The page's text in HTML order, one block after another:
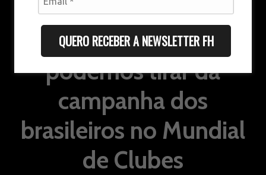
QUERO RECEBER A NEWSLETTER FH
Os aprendizados que
podemos tirar da
campanha dos
brasileiros no Mundial
de Clubes